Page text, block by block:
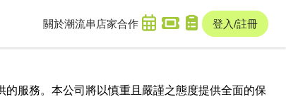
關於潮流串 店家合作 登入/註冊
服務。本公司將以慎重且嚴謹之態度提供全面的保